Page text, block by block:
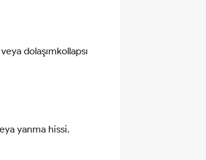
dolaşımkollapsı
yanma hissi.